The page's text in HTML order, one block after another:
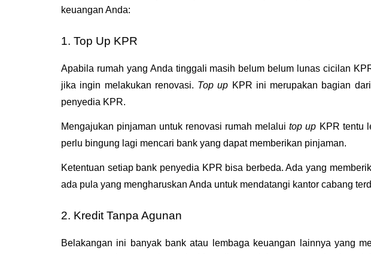
keuangan Anda:
1. Top Up KPR
Apabila rumah yang Anda tinggali masih belum belum lunas cicilan
jika ingin melakukan renovasi. Top up KPR ini merupakan bagian
penyedia KPR.
Mengajukan pinjaman untuk renovasi rumah melalui top up KPR tentu
perlu bingung lagi mencari bank yang dapat memberikan pinjaman.
Ketentuan setiap bank penyedia KPR bisa berbeda. Ada yang
ada pula yang mengharuskan Anda untuk mendatangi kantor cabang
2. Kredit Tanpa Agunan
Belakangan ini banyak bank atau lembaga keuangan lainnya yang